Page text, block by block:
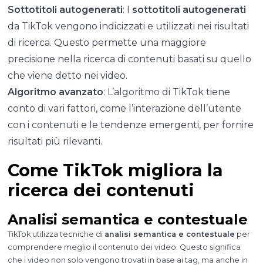
Sottotitoli autogenerati: I sottotitoli autogenerati
da TikTok vengono indicizzati e utilizzati nei risultati
di ricerca. Questo permette una maggiore
precisione nella ricerca di contenuti basati su quello
che viene detto nei video.
Algoritmo avanzato: L’algoritmo di TikTok tiene
conto di vari fattori, come l’interazione dell’utente
con i contenuti e le tendenze emergenti, per fornire
risultati più rilevanti.
Come TikTok migliora la
ricerca dei contenuti
Analisi semantica e contestuale
TikTok utilizza tecniche di analisi semantica e contestuale per
comprendere meglio il contenuto dei video. Questo significa
che i video non solo vengono trovati in base ai tag, ma anche in